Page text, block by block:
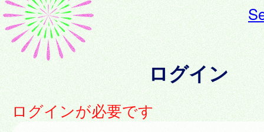
ログイン
ログインが必要です